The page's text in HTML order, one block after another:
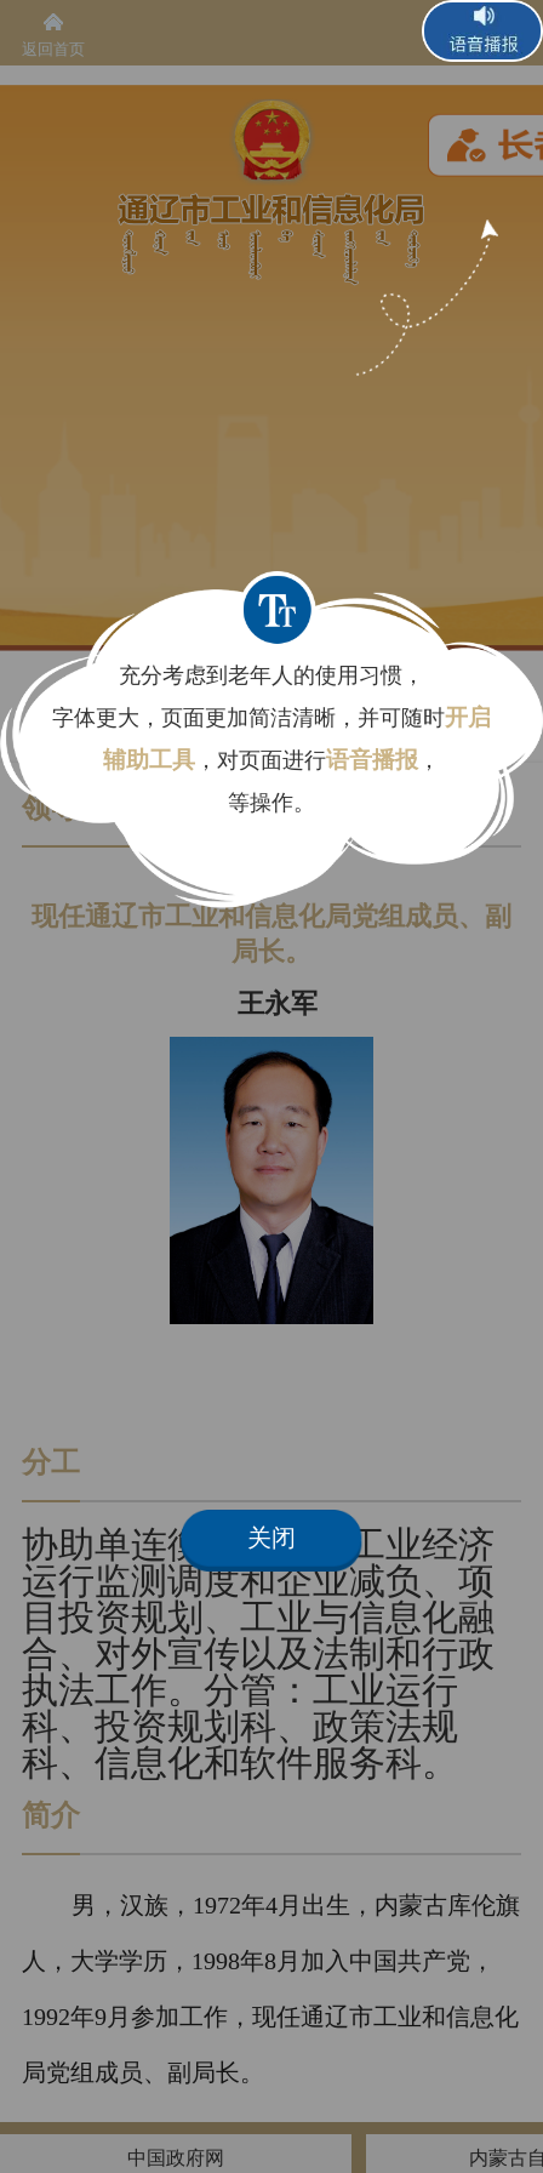
返回首页 语音播报
充分考虑到老年人的使用习惯，
字体更大，页面更加简洁清晰，并可随时开启
辅助工具 ，对页面进行语音播报 ，
等操作。
关闭
领导介绍
现任通辽市工业和信息化局党组成员、副
局长。
王永军
分工
协助单连衡同志负责工业经济
运行监测调度和企业减负、项
目投资规划、工业与信息化融
合、对外宣传以及法制和行政
执法工作。分管：工业运行
科、投资规划科、政策法规
科、信息化和软件服务科。
简介
男，汉族，1972年4月出生，内蒙古库伦旗
人，大学学历，1998年8月加入中国共产党，
1992年9月参加工作，现任通辽市工业和信息化
局党组成员、副局长。
中国政府网 内蒙古